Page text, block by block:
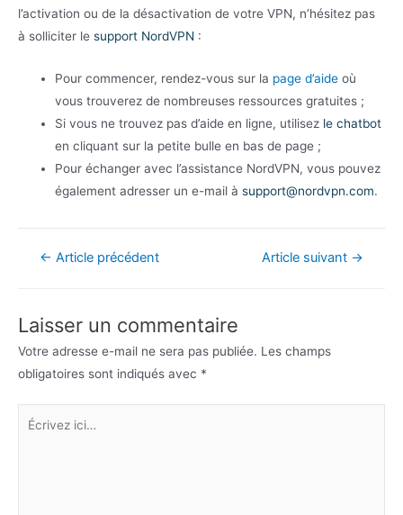
l’activation ou de la désactivation de votre VPN, n’hésitez pas
à solliciter le support NordVPN :
Pour commencer, rendez-vous sur la page d’aide où
vous trouverez de nombreuses ressources gratuites ;
Si vous ne trouvez pas d’aide en ligne, utilisez le chatbot
en cliquant sur la petite bulle en bas de page ;
Pour échanger avec l’assistance NordVPN, vous pouvez
également adresser un e-mail àsupport@nordvpn.com.
Navigation
← Article précédent Article suivant →
Laisser un commentaire
Votre adresse e-mail ne sera pas publiée. Les champs
obligatoires sont indiqués avec *
Écrivez